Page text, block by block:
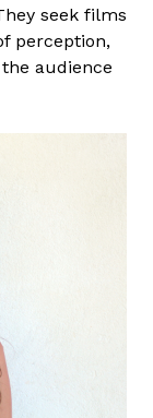
seek films
perception,
audience